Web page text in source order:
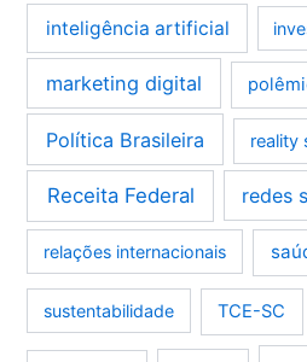
inteligência artificial
marketing digital
Política Brasileira reality
Receita Federal redes
relações internacionais
sustentabilidade TCE-SC